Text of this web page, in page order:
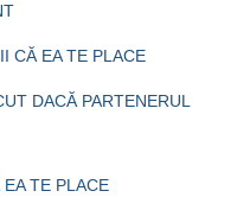
CĂ EA TE PLACE
DACĂ PARTENERUL
TE PLACE